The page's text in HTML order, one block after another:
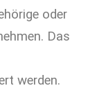
oder
Das
werden.